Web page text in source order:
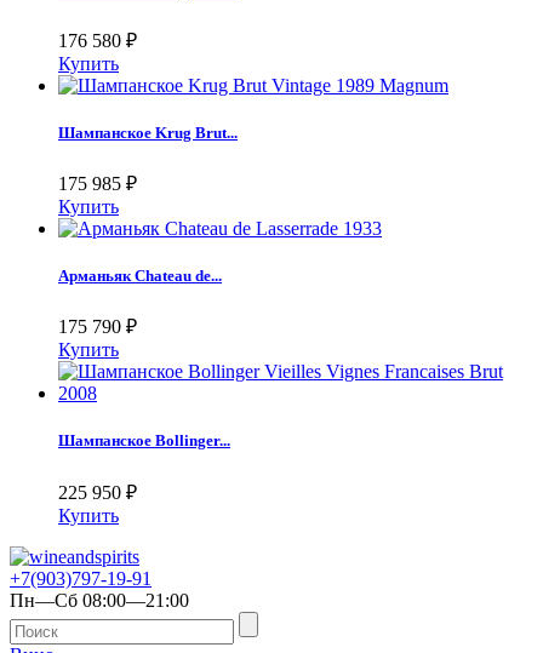
176 580 ₽
Купить
Шампанское Krug Brut...
175 985 ₽
Купить
Арманьяк Chateau de...
175 790 ₽
Купить
Шампанское Bollinger...
225 950 ₽
Купить
+7(903)797-19-91
Пн—Сб 08:00—21:00